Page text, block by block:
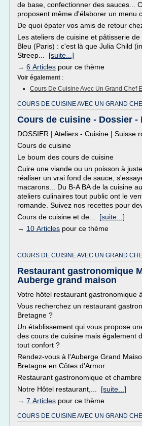
de base, confectionner des sauces...
proposent même d'élaborer un menu
De quoi épater vos amis de retour
Les ateliers de cuisine et pâtisserie
Bleu (Paris) : c'est là que Julia Child
Streep... [suite...]
→ 6 Articles pour ce thème
Voir également :
Cours De Cuisine Avec Un Grand Chef
COURS DE CUISINE AVEC UN GRAND
Cours de cuisine - Dossier -
DOSSIER | Ateliers - Cuisine | Suisse
Cours de cuisine
Le boum des cours de cuisine
Cuire une viande ou un poisson à
réaliser un vrai fond de sauce,
macarons... Du B-A BA de la cuisine
ateliers culinaires tout public ont le
romande. Suivez nos recettes pour
Cours de cuisine et de... [suite...]
→ 10 Articles pour ce thème
COURS DE CUISINE AVEC UN GRAND
Restaurant gastronomique
Auberge grand maison
Votre hôtel restaurant gastronomique
Vous recherchez un restaurant
Bretagne ?
Un établissement qui vous propose
des cours de cuisine mais également
tout confort ?
Rendez-vous à l'Auberge Grand
Bretagne en Côtes d'Armor.
Restaurant gastronomique et
Notre Hôtel restaurant,... [suite...]
→ 7 Articles pour ce thème
COURS DE CUISINE AVEC UN GRAND